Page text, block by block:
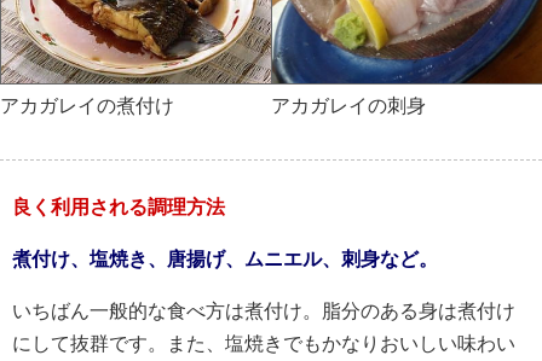
アカガレイの煮付け アカガレイの刺身
良く利用される調理方法
煮付け、塩焼き、唐揚げ、ムニエル、刺身など。
いちばん一般的な食べ方は煮付け。脂分のある身は煮付け
にして抜群です。また、塩焼きでもかなりおいしい味わい